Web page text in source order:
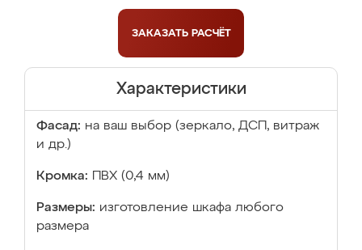
ЗАКАЗАТЬ РАСЧЁТ
Характеристики
Фасад: на ваш выбор (зеркало, ДСП, витраж
и др.)
Кромка: ПВХ (0,4 мм)
Размеры: изготовление шкафа любого
размера